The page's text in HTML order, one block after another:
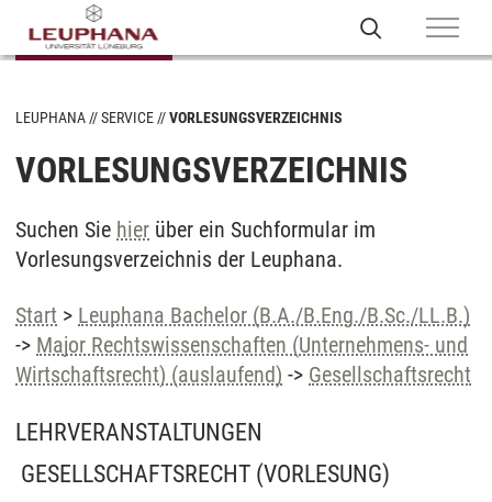
LEUPHANA SERVICE VORLESUNGSVERZEICHNIS
VORLESUNGSVERZEICHNIS
Suchen Sie hier über ein Suchformular im
Vorlesungsverzeichnis der Leuphana.
Start > Leuphana Bachelor (B.A./B.Eng./B.Sc./LL.B.)
-> Major Rechtswissenschaften (Unternehmens- und
Wirtschaftsrecht) (auslaufend) -> Gesellschaftsrecht
LEHRVERANSTALTUNGEN
GESELLSCHAFTSRECHT (VORLESUNG)